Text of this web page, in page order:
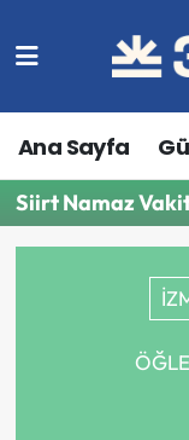
Ana Sayfa
Siirt Namaz